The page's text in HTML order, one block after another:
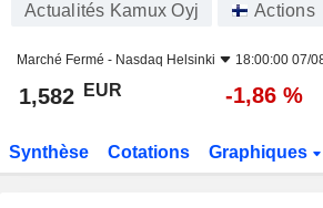
Actualités Kamux Oyj Actions
Marché Fermé - Nasdaq Helsinki 18:00:00 07/
1,582 EUR -1,86 %
Synthèse Cotations Graphiques